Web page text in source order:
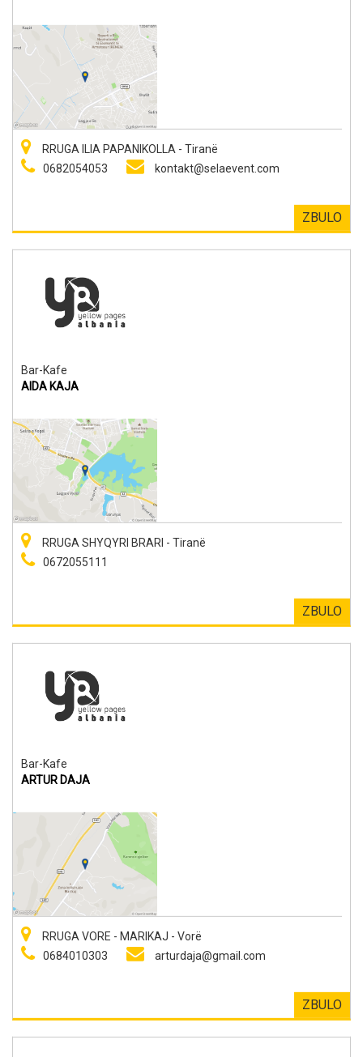
RRUGA ILIA PAPANIKOLLA - Tiranë
0682054053
kontakt@selaevent.com
ZBULO
Bar-Kafe
AIDA KAJA
RRUGA SHYQYRI BRARI - Tiranë
0672055111
ZBULO
Bar-Kafe
ARTUR DAJA
RRUGA VORE - MARIKAJ - Vorë
0684010303
arturdaja@gmail.com
ZBULO